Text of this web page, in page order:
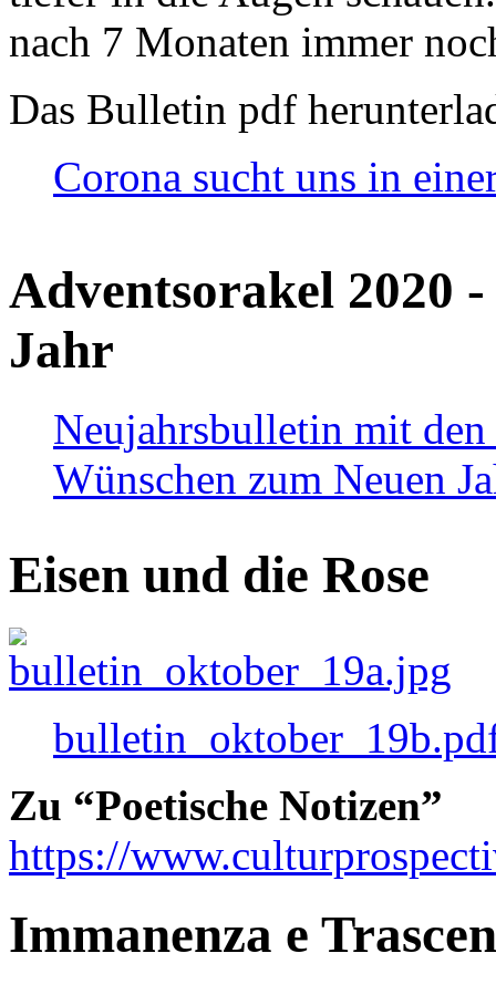
nach 7 Monaten immer
Das Bulletin pdf
Corona sucht uns in
Adventsorakel 2020
Jahr
Neujahrsbulletin mit den
Wünschen zum Neuen
Eisen und die Rose
Zu “Poetische Notizen”
https://
Immanenza e